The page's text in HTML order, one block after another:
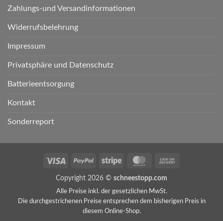
Zahlungs-und Versandinformationen
Widerrufsbelehrung
Impressum
Privatsphäre und Datenschutz
Batterieentsorgung
Kontakt
Sonderreport
Visa PayPal Stripe MasterCard
Copyright 2026 © schneestopp.com
Alle Preise inkl. der gesetzlichen MwSt.
Die durchgestrichenen Preise entsprechen dem bisherigen Preis in
diesem Online-Shop.